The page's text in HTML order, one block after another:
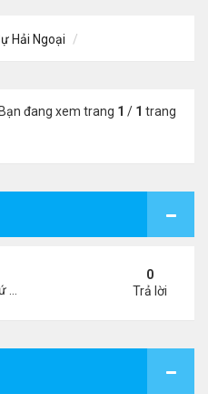
Hải Ngoại
Bạn đang xem trang 1 / 1 trang
pm
0
Trả lời